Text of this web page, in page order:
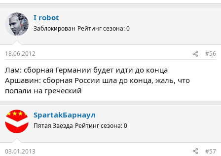
I rоbоt
Заблокирован Рейтинг сезона: 0
18.06.2012 #56
Лам: сборная Германии будет идти до конца
Аршавин: сборная России шла до конца, жаль, что
попали на греческий
SpartakБарнаул
Пятая Звезда Рейтинг сезона: 0
03.01.2013 #57